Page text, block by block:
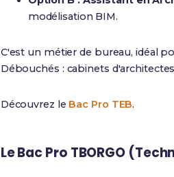
modélisation BIM.
C'est un métier de bureau, idéal
Débouchés : cabinets
Découvrez le Bac Pro TEB.
Le Bac Pro TBORGO